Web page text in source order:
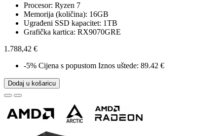
Procesor: Ryzen 7
Memorija (količina): 16GB
Ugrađeni SSD kapacitet: 1TB
Grafička kartica: RX9070GRE
1.788,42 €
-5% Cijena s popustom Iznos uštede: 89.42 €
Dodaj u košaricu